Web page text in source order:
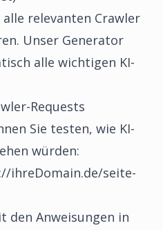
relevanten Crawler
Unser Generator
alle wichtigen KI-
Requests
Sie testen, wie KI-
würden:
ihreDomain.de/seite-
den Anweisungen in